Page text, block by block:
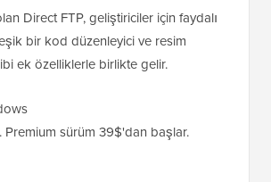
Direct FTP, geliştiriciler için faydalı
bir kod düzenleyici ve resim
ek özelliklerle birlikte gelir.
Premium sürüm 39$'dan başlar.